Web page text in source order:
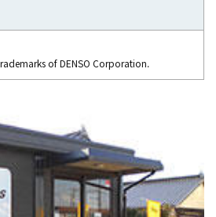
of DENSO Corporation.